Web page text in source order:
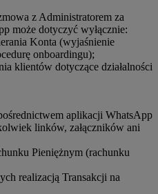
z Administratorem za
może dotyczyć wyłącznie:
Konta (wyjaśnienie
onboardingu);
klientów dotyczące działalności
aplikacji WhatsApp
linków, załączników ani
Pieniężnym (rachunku
realizacją Transakcji na